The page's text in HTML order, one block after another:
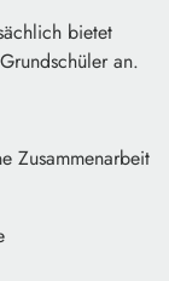
bietet
an.
Zusammenarbeit